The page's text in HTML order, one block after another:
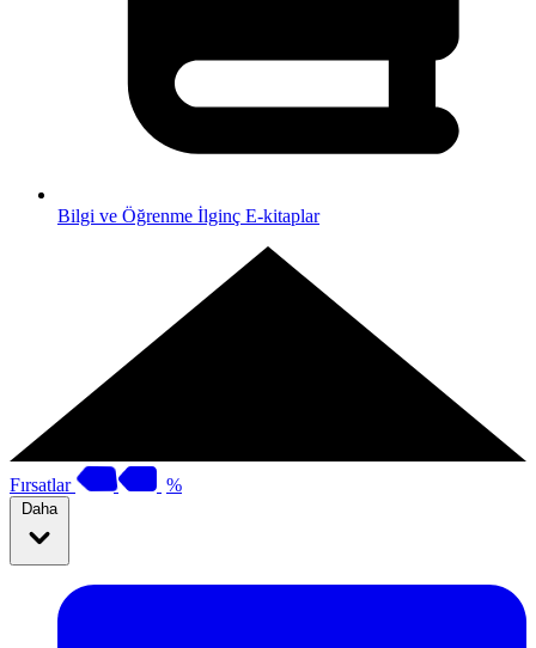
Bilgi ve Öğrenme İlginç E-kitaplar
Fırsatlar %
Daha